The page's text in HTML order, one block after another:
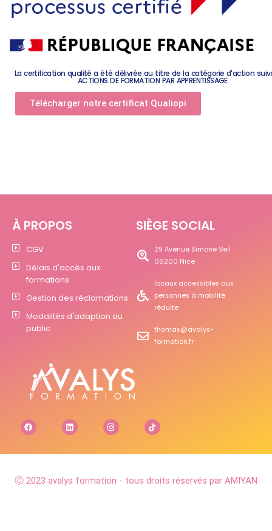
La certification qualité a été délivrée au titre de la catégorie d'action
ACTIONS DE FORMATION PAR APPRENTISSAGE
Télécharger notre certificat Qualiopi
À PROPOS
CGV
Délais d'accès aux
formations
Gestion des réclamations
Modalités d'adaption au
public
SIÈGE SOCIAL
29 Avenue Simone Veil
06200 Nice
locaux accessibles aux
personnes à mobilité
réduite
thomas@avalys-
formation.fr
Ⓒ 2023 avalys formation - tous droits réservés par AMIYAN